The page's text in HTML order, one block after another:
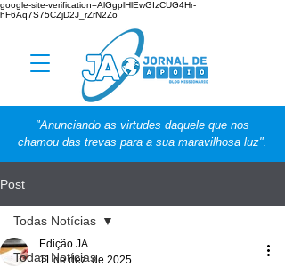
google-site-verification=AlGgplHlEwGIzCUG4Hr-
hF6Aq7S75CZjD2J_rZrN2Zo
"Anunciando as virtudes daquele que nos
chamou das trevas para a sua maravilhosa luz".
Post
Todas Notícias
Todas Notícias
Edição JA
11 de dez. de 2025